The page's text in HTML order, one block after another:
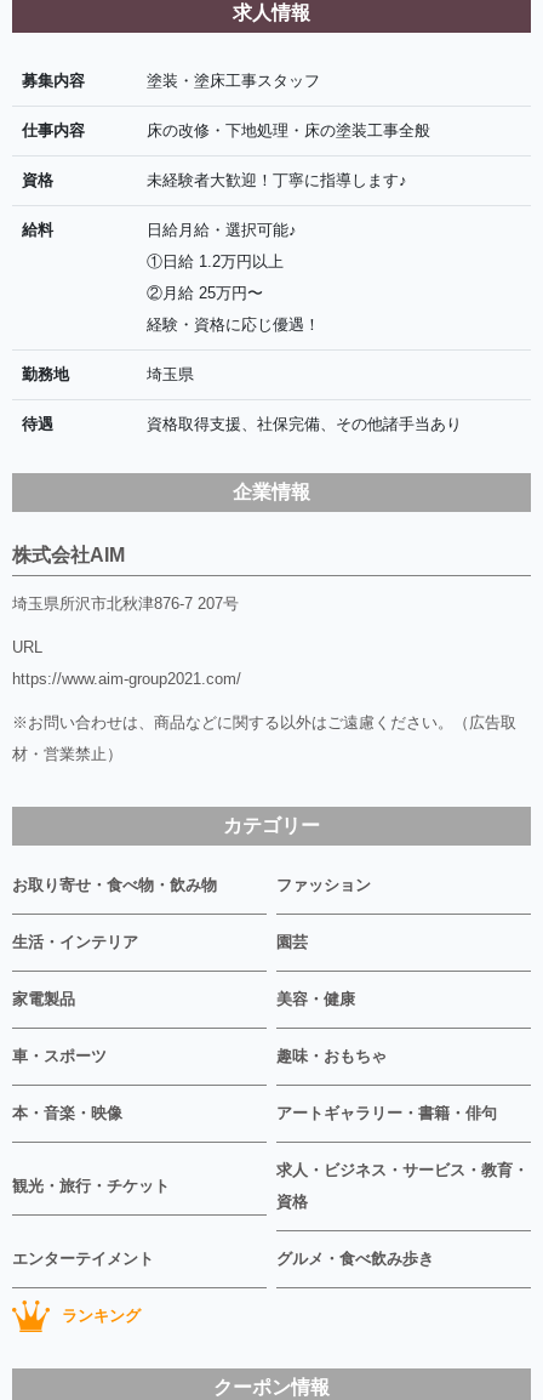
求人情報
募集内容 塗装・塗床工事スタッフ
仕事内容 床の改修・下地処理・床の塗装工事全般
資格 未経験者大歓迎！丁寧に指導します♪
給料
日給月給・選択可能♪
①日給 1.2万円以上
②月給 25万円〜
経験・資格に応じ優遇！
勤務地 埼玉県
待遇 資格取得支援、社保完備、その他諸手当あり
企業情報
株式会社AIM
埼玉県所沢市北秋津876-7 207号
URL
https://www.aim-group2021.com/
※お問い合わせは、商品などに関する以外はご遠慮ください。（広告取
材・営業禁止）
カテゴリー
お取り寄せ・食べ物・飲み物 ファッション
生活・インテリア 園芸
家電製品 美容・健康
車・スポーツ 趣味・おもちゃ
本・音楽・映像 アートギャラリー・書籍・俳句
観光・旅行・チケット
求人・ビジネス・サービス・教育・
資格
エンターテイメント グルメ・食べ飲み歩き
ランキング
クーポン情報